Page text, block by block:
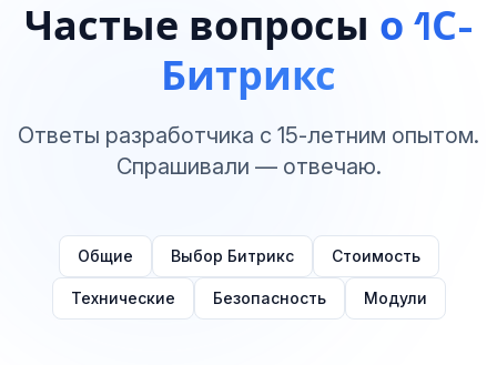
Частые вопросы о 1С-
Битрикс
Ответы разработчика с 15-летним опытом.
Спрашивали — отвечаю.
Общие Выбор Битрикс Стоимость
Технические Безопасность Модули